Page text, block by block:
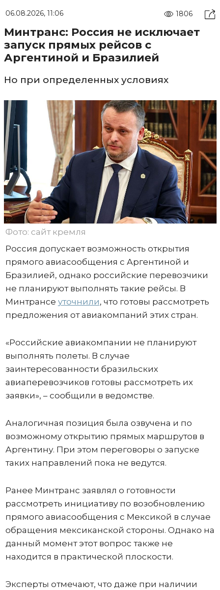
06.08.2026, 11:06 1806
Минтранс: Россия не исключает
запуск прямых рейсов с
Аргентиной и Бразилией
Но при определенных условиях
Фото: сайт кремля
Россия допускает возможность открытия
прямого авиасообщения с Аргентиной и
Бразилией, однако российские перевозчики
не планируют выполнять такие рейсы. В
Минтрансе уточнили, что готовы рассмотреть
предложения от авиакомпаний этих стран.
«Российские авиакомпании не планируют
выполнять полеты. В случае
заинтересованности бразильских
авиаперевозчиков готовы рассмотреть их
заявки», – сообщили в ведомстве.
Аналогичная позиция была озвучена и по
возможному открытию прямых маршрутов в
Аргентину. При этом переговоры о запуске
таких направлений пока не ведутся.
Ранее Минтранс заявлял о готовности
рассмотреть инициативу по возобновлению
прямого авиасообщения с Мексикой в случае
обращения мексиканской стороны. Однако на
данный момент этот вопрос также не
находится в практической плоскости.
Эксперты отмечают, что даже при наличии